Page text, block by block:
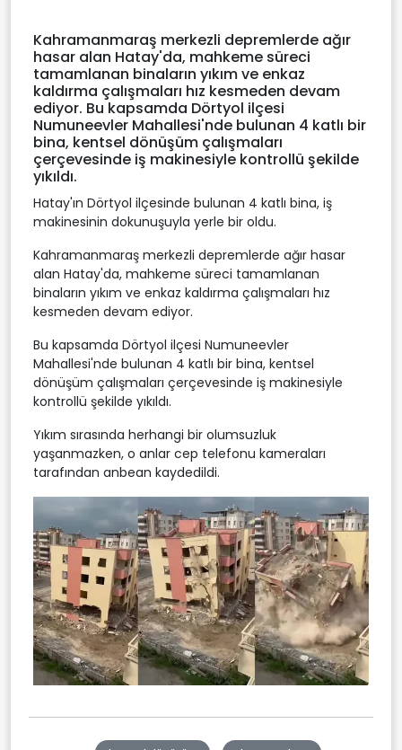
Kahramanmaraş merkezli depremlerde ağır
hasar alan Hatay'da, mahkeme süreci
tamamlanan binaların yıkım ve enkaz
kaldırma çalışmaları hız kesmeden devam
ediyor. Bu kapsamda Dörtyol ilçesi
Numuneevler Mahallesi'nde bulunan 4 katlı bir
bina, kentsel dönüşüm çalışmaları
çerçevesinde iş makinesiyle kontrollü şekilde
yıkıldı.
Hatay'ın Dörtyol ilçesinde bulunan 4 katlı bina, iş
makinesinin dokunuşuyla yerle bir oldu.
Kahramanmaraş merkezli depremlerde ağır hasar
alan Hatay'da, mahkeme süreci tamamlanan
binaların yıkım ve enkaz kaldırma çalışmaları hız
kesmeden devam ediyor.
Bu kapsamda Dörtyol ilçesi Numuneevler
Mahallesi'nde bulunan 4 katlı bir bina, kentsel
dönüşüm çalışmaları çerçevesinde iş makinesiyle
kontrollü şekilde yıkıldı.
Yıkım sırasında herhangi bir olumsuzluk
yaşanmazken, o anlar cep telefonu kameraları
tarafından anbean kaydedildi.